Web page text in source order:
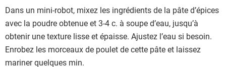
Dans un mini-robot, mixez les ingrédients de la pâte d’épices
avec la poudre obtenue et 3-4 c. à soupe d’eau, jusqu’à
obtenir une texture lisse et épaisse. Ajustez l’eau si besoin.
Enrobez les morceaux de poulet de cette pâte et laissez
mariner quelques min.